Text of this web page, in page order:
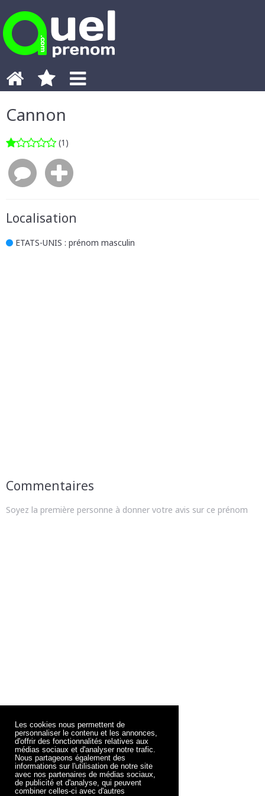
Les cookies nous permettent de
personnaliser le contenu et les annonces,
d'offrir des fonctionnalités relatives aux
médias sociaux et d'analyser notre trafic.
Nous partageons également des
informations sur l'utilisation de notre site
avec nos partenaires de médias sociaux,
de publicité et d'analyse, qui peuvent
combiner celles-ci avec d'autres
Cannon
(1)
Localisation
ETATS-UNIS : prénom masculin
Commentaires
Soyez la première personne à donner votre avis sur ce prénom